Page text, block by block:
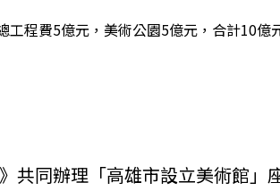
工程費5億元，美術公園5億元，合計10億
共同辦理「高雄市設立美術館